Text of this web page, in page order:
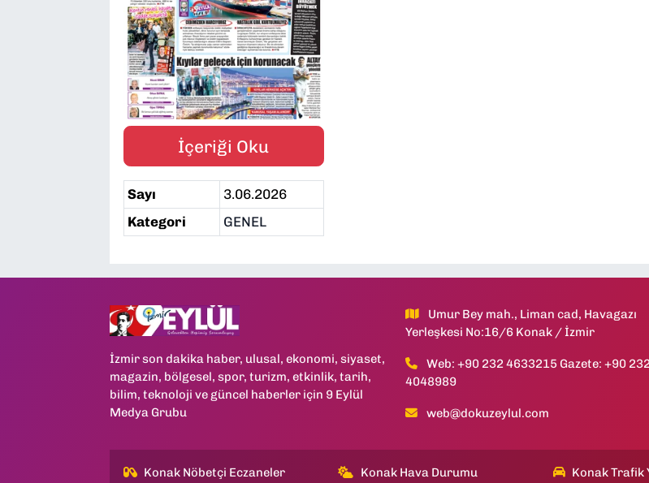
İçeriği Oku
Sayı
3.06.2026
Kategori
GENEL
İzmir son dakika haber, ulusal, ekonomi, siyaset,
magazin, bölgesel, spor, turizm, etkinlik, tarih,
bilim, teknoloji ve güncel haberler için 9 Eylül
Medya Grubu
Umur Bey mah., Liman cad, Havagazı
Yerleşkesi No:16/6 Konak / İzmir
Web: +90 232 4633215 Gazete: +90
4048989
web@dokuzeylul.com
Konak Nöbetçi Eczaneler Konak Hava Durumu Konak Trafik
YEREL YÖNETİMLER